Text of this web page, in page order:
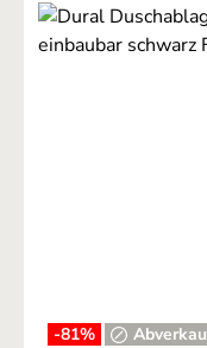
-81%